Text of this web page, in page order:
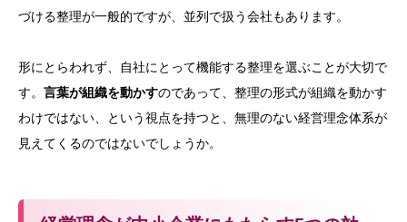
づける整理が一般的ですが、並列で扱う会社もあります。
形にとらわれず、自社にとって機能する整理を選ぶことが大切で
す。 言葉が組織を動かすのであって、整理の形式が組織を動かす
わけではない、という視点を持つと、無理のない経営理念体系が
見えてくるのではないでしょうか。